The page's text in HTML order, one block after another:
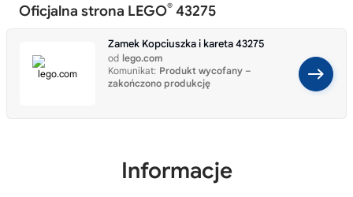
Oficjalna strona LEGO® 43275
Zamek Kopciuszka i kareta 43275
od lego.com
Komunikat: Produkt wycofany –
zakończono produkcję
Informacje